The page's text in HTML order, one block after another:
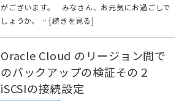
がございます。 みなさん、お元気にお過ごしで
しょうか。 …[続きを見る]
Oracle Cloud のリージョン間で
のバックアップの検証その２
iSCSIの接続設定